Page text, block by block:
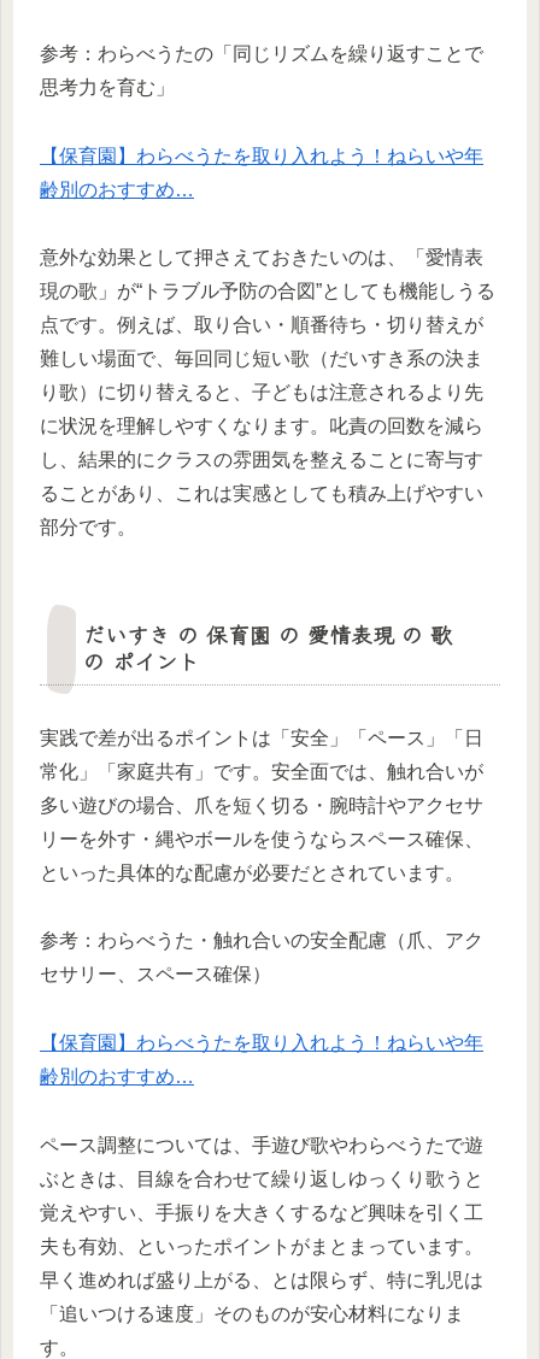
参考：わらべうたの「同じリズムを繰り返すことで
思考力を育む」
【保育園】わらべうたを取り入れよう！ねらいや年
齢別のおすすめ…
意外な効果として押さえておきたいのは、「愛情表
現の歌」が“トラブル予防の合図”としても機能しうる
点です。例えば、取り合い・順番待ち・切り替えが
難しい場面で、毎回同じ短い歌（だいすき系の決ま
り歌）に切り替えると、子どもは注意されるより先
に状況を理解しやすくなります。叱責の回数を減ら
し、結果的にクラスの雰囲気を整えることに寄与す
ることがあり、これは実感としても積み上げやすい
部分です。
だいすき の 保育園 の 愛情表現 の 歌
の ポイント
実践で差が出るポイントは「安全」「ペース」「日
常化」「家庭共有」です。安全面では、触れ合いが
多い遊びの場合、爪を短く切る・腕時計やアクセサ
リーを外す・縄やボールを使うならスペース確保、
といった具体的な配慮が必要だとされています。
参考：わらべうた・触れ合いの安全配慮（爪、アク
セサリー、スペース確保）
【保育園】わらべうたを取り入れよう！ねらいや年
齢別のおすすめ…
ペース調整については、手遊び歌やわらべうたで遊
ぶときは、目線を合わせて繰り返しゆっくり歌うと
覚えやすい、手振りを大きくするなど興味を引く工
夫も有効、といったポイントがまとまっています。
早く進めれば盛り上がる、とは限らず、特に乳児は
「追いつける速度」そのものが安心材料になりま
す。